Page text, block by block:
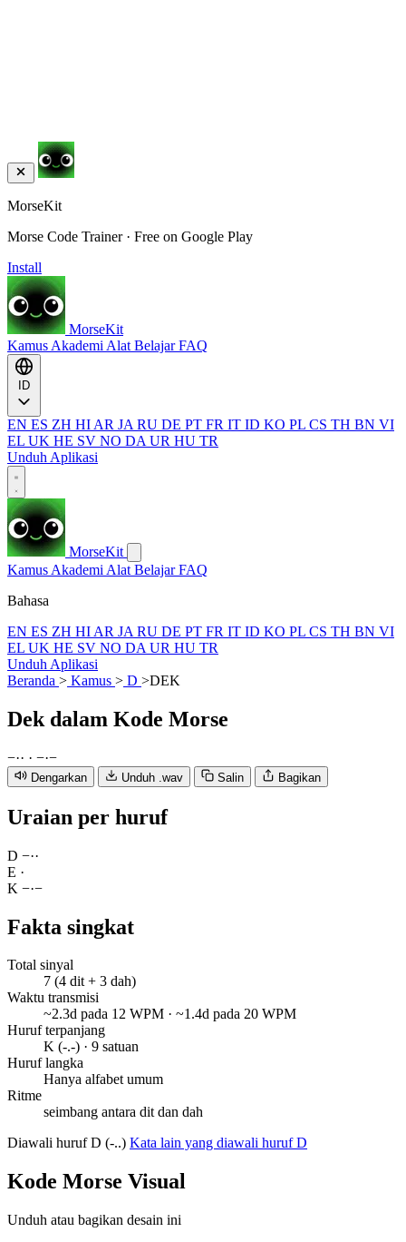
MorseKit
Morse Code Trainer · Free on Google Play
Install
MorseKit
Kamus Akademi Alat BelajarFAQ
EN ES ZH HI AR JA RU DE PT FR IT ID KO PL CS TH BN VI
EL UK HE SV NO DA UR HU TR
Unduh Aplikasi
MorseKit
Kamus Akademi Alat BelajarFAQ
Bahasa
EN ES ZH HI AR JA RU DE PT FR IT ID KO PL CS TH BN VI
EL UK HE SV NO DA UR HU TR
Unduh Aplikasi
Beranda > Kamus > D >DEK
Dek dalam Kode Morse
−·· · −·−
Dengarkan Unduh .wav Salin Bagikan
Uraian per huruf
D −··
E ·
K −·−
Fakta singkat
Total sinyal
7 (4 dit + 3 dah)
Waktu transmisi
~2.3d pada 12 WPM · ~1.4d pada 20 WPM
Huruf terpanjang
K (-.-) · 9 satuan
Huruf langka
Hanya alfabet umum
Ritme
seimbang antara dit dan dah
Diawali huruf D (-..) Kata lain yang diawali huruf D
Kode Morse Visual
Unduh atau bagikan desain ini